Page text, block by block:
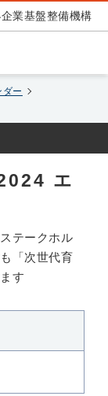
業基盤整備機構
ー
エ
テークホル
「次世代育
す